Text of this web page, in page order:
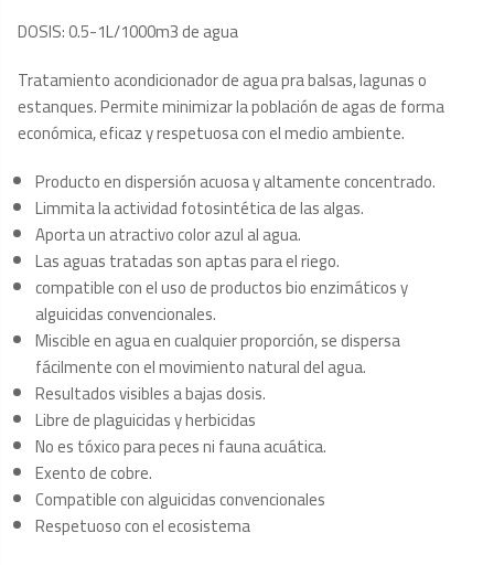
DOSIS: 0.5-1L/1000m3 de agua
Tratamiento acondicionador de agua pra balsas, lagunas o
estanques. Permite minimizar la población de agas de forma
económica, eficaz y respetuosa con el medio ambiente.
Producto en dispersión acuosa y altamente concentrado.
Limmita la actividad fotosintética de las algas.
Aporta un atractivo color azul al agua.
Las aguas tratadas son aptas para el riego.
compatible con el uso de productos bio enzimáticos y
alguicidas convencionales.
Miscible en agua en cualquier proporción, se dispersa
fácilmente con el movimiento natural del agua.
Resultados visibles a bajas dosis.
Libre de plaguicidas y herbicidas
No es tóxico para peces ni fauna acuática.
Exento de cobre.
Compatible con alguicidas convencionales
Respetuoso con el ecosistema